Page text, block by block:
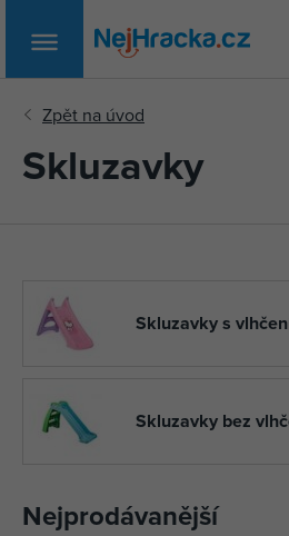
Skluzavky
Skluzavky s
Skluzavky bez
Nejprodávanější